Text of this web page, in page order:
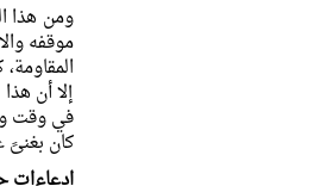
ومن هذا
موقفه
إلا أن
في وقت
كان بغنىً